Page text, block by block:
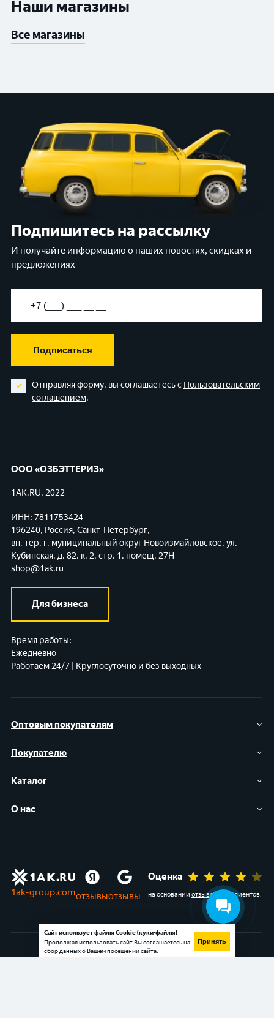
Наши магазины
Все магазины
Сайт использует файлы Cookie (куки-файлы)
Продолжая использовать сайт Вы соглашаетесь на
сбор данных о Вашем посещении сайта.
Принять
Подпишитесь на рассылку
И получайте информацию о наших новостях, скидках и
предложениях
Подписаться
Отправляя форму, вы соглашаетесь с Пользовательским
соглашением.
Оптовым покупателям
Покупателю
Каталог
О нас
ООО «ОЗБЭТТЕРИЗ»
1AK.RU, 2022
ИНН: 7811753424
196240, Россия, Санкт-Петербург,
вн. тер. г. муниципальный округ Новоизмайловское, ул.
Кубинская, д. 82, к. 2, стр. 1, помещ. 27Н
shop@1ak.ru
Для бизнеса
Время работы:
Ежедневно
Работаем 24/7 | Круглосуточно и без выходных
1ak-group.comотзывыотзывы
Оценка
на основании отзывов 647 клиентов.